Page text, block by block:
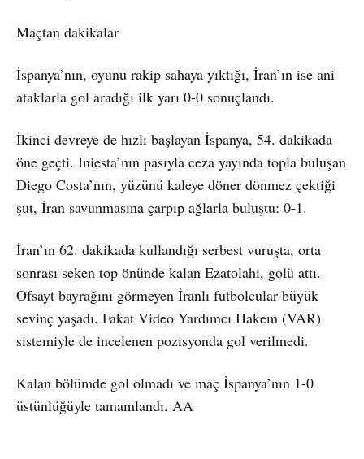
Maçtan dakikalar
İspanya’nın, oyunu rakip sahaya yıktığı, İran’ın ise ani
ataklarla gol aradığı ilk yarı 0-0 sonuçlandı.
İkinci devreye de hızlı başlayan İspanya, 54. dakikada
öne geçti. Iniesta’nın pasıyla ceza yayında topla buluşan
Diego Costa’nın, yüzünü kaleye döner dönmez çektiği
şut, İran savunmasına çarpıp ağlarla buluştu: 0-1.
İran’ın 62. dakikada kullandığı serbest vuruşta, orta
sonrası seken top önünde kalan Ezatolahi, golü attı.
Ofsayt bayrağını görmeyen İranlı futbolcular büyük
sevinç yaşadı. Fakat Video Yardımcı Hakem (VAR)
sistemiyle de incelenen pozisyonda gol verilmedi.
Kalan bölümde gol olmadı ve maç İspanya’nın 1-0
üstünlüğüyle tamamlandı. AA